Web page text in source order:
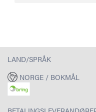
LAND/SPRÅK
NORGE / BOKMÅL